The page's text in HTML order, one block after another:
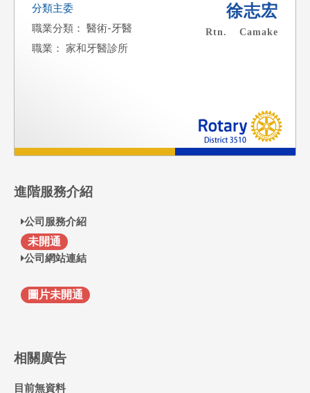
分類主委
職業分類： 醫術-牙醫
職業： 家和牙醫診所
徐志宏
Rtn. Camake
進階服務介紹
公司服務介紹
未開通
公司網站連結
圖片未開通
相關廣告
目前無資料